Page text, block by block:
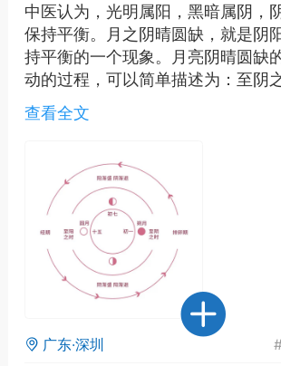
·特急预警】关
节返乡期间“闪
急提示
0
如何购买【理肺清瘟膏
容平，顺时收
时精气
0
谷气行、营卫通：内经
下的脾胃调养要义
中医认为，光明属阳，黑暗属阴，
保持平衡。月之阴晴圆缺，就是阴
持平衡的一个现象。月亮阴晴圆缺
动的过程，可以简单描述为：至阴
→阴极必阳，阳渐盛，阴渐退（初
前）→至阳之时（十五或十六）→阳
查看全文
广东·深圳